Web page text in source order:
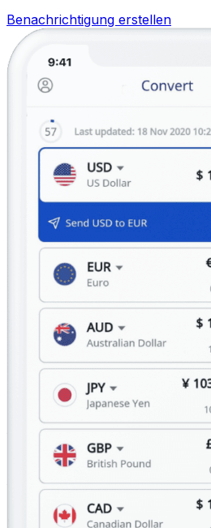
Benachrichtigung erstellen